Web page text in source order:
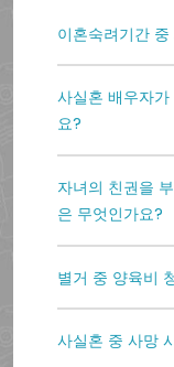
이혼숙려기간
사실혼 배우자
요?
자녀의 친권을
은 무엇인가요?
별거 중 양육비
사실혼 중 사망